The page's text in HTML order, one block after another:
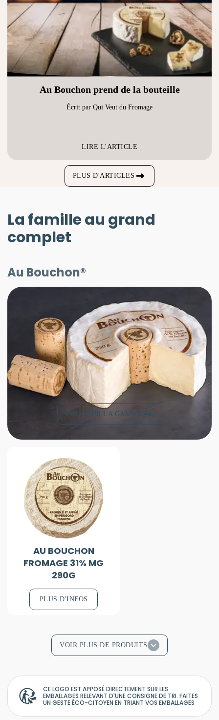
Au Bouchon prend de la bouteille
Écrit par Qui Veut du Fromage
LIRE L'ARTICLE
PLUS D'ARTICLES
La famille au grand
complet
Au Bouchon®
TOUT SUR LA GAMME
AU BOUCHON
FROMAGE 31% MG
290G
PLUS D'INFOS
VOIR PLUS DE PRODUITS
CE LOGO EST APPOSÉ DIRECTEMENT SUR LES
EMBALLAGES RELEVANT D'UNE CONSIGNE DE TRI. FAITES
UN GESTE ÉCO-CITOYEN EN TRIANT VOS EMBALLAGES